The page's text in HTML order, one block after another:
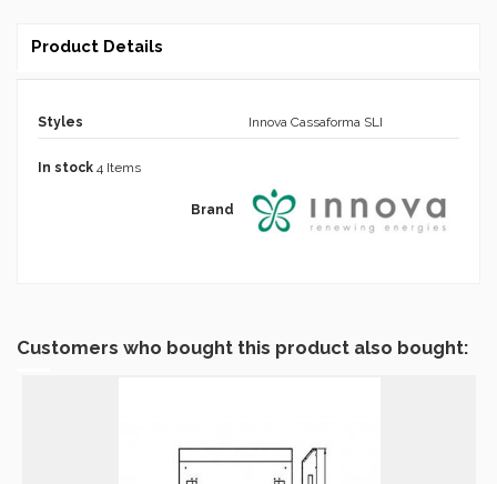
Product Details
Styles Innova Cassaforma SLI
Brand
In stock 4 Items
Customers who bought this product also bought: